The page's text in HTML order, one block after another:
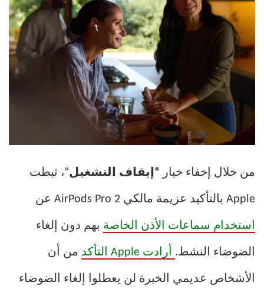
من خلال إخفاء خيار “إيقاف التشغيل“، ثبطت
Apple بالتأكيد عزيمة مالكي AirPods Pro 2 عن
استخدام سماعات الأذن الخاصة بهم دون إلغاء
الضوضاء النشط. أرادت Apple التأكد من أن
الأشخاص عديمي الخبرة لن يعطلوا إلغاء الضوضاء